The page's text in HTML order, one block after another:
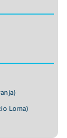
Loma)